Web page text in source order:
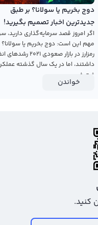
دوج بخریم یا سولانا؟ بر طبق
جدیدترین اخبار تصمیم بگیرید!
اگر امروز قصد سرمایه‌گذاری دارید،
مهم این است: دوج بخریم یا
رمزارز در بازار صعودی ۲۰۲۱
داشتند، اما در یک سال گذشته
ضعیفی...
خواندن
کنید.